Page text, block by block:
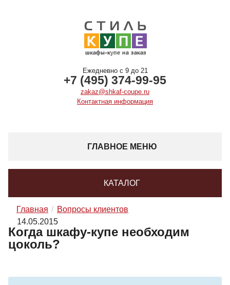
Ежедневно с 9 до 21
+7 (495) 374-99-95
zakaz@shkaf-coupe.ru
Контактная информация
ГЛАВНОЕ МЕНЮ
КАТАЛОГ
Главная
Вопросы клиентов
14.05.2015
Когда шкафу-купе необходим
цоколь?